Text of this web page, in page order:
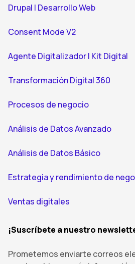
Drupal | Desarrollo Web
Consent Mode V2
Agente Digitalizador | Kit Digital
Transformación Digital 360
Procesos de negocio
Análisis de Datos Avanzado
Análisis de Datos Básico
Estrategia y rendimiento de
Ventas digitales
¡Suscríbete a nuestro
Prometemos enviarte correos